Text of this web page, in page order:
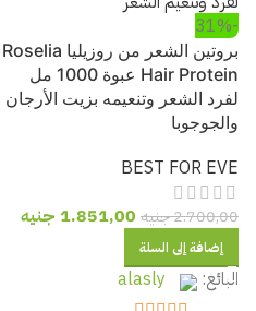
-31%
بروتين الشعر من روزيليا Roselia
Hair Protein عبوة 1000 مل
لفرد الشعر وتنعيمه بزيت الأرجان
والجوجوبا
BEST FOR EVE
2.700,00جنيه 1.851,00 جنيه
إضافة إلى السلة
البائع: alasly